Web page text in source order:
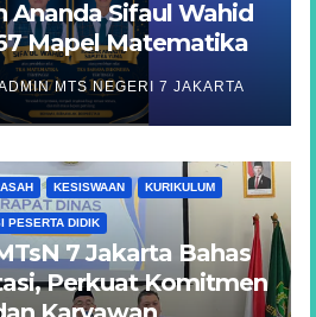
Ananda Sifaul Wahid
Mapel Matematika
MTS NEGERI 7 JAKARTA
KESISWAAN KURIKULUM
PESERTA DIDIK
7 Jakarta Bahas
Perkuat Komitmen